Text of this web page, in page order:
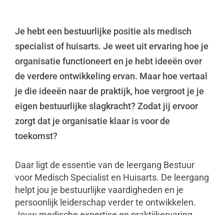
Je hebt een bestuurlijke positie als medisch
specialist of huisarts. Je weet uit ervaring hoe je
organisatie functioneert en je hebt ideeën over
de verdere ontwikkeling ervan. Maar hoe vertaal
je die ideeën naar de praktijk, hoe vergroot je je
eigen bestuurlijke slagkracht? Zodat jij ervoor
zorgt dat je organisatie klaar is voor de
toekomst?
Daar ligt de essentie van de leergang Bestuur
voor Medisch Specialist en Huisarts. De leergang
helpt jou je bestuurlijke vaardigheden en je
persoonlijk leiderschap verder te ontwikkelen.